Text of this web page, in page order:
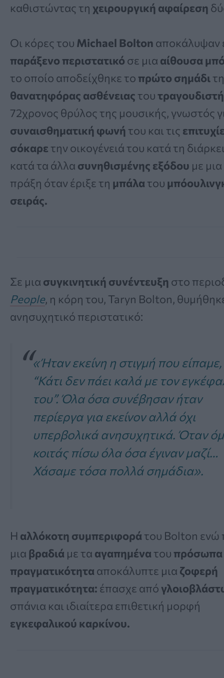
καθιστώντας τη χειρουργική αφαίρεση
Οι κόρες του Michael Bolton αποκάλυψαν
παράξενο περιστατικό σε μια αίθουσα
το οποίο αποδείχθηκε το πρώτο σημάδι
θανατηφόρας ασθένειας του
72χρονος θρύλος της μουσικής, γνωστός
συναισθηματική φωνή του και τις
σόκαρε την οικογένειά του κατά τη
κατά τα άλλα συνηθισμένης εξόδου με
πράξη όταν έριξε τη μπάλα του
σειράς.
Σε μια συγκινητική συνέντευξη στο
People, η κόρη του, Taryn Bolton,
ανησυχητικό περιστατικό:
«Ήταν εκείνη η στιγμή που είπαμε,
“Κάτι δεν πάει καλά με τον
του”. Όλα όσα συνέβησαν ήταν
περίεργα για εκείνον αλλά όχι
υπερβολικά ανησυχητικά. Όταν
κοιτάς πίσω όλα όσα έγιναν μαζί…
Χάσαμε τόσα πολλά σημάδια».
Η αλλόκοτη συμπεριφορά του Bolton ενώ
μια βραδιά με τα αγαπημένα του πρόσωπα
πραγματικότητα αποκάλυπτε μια ζοφερή
πραγματικότητα: έπασχε από
σπάνια και ιδιαίτερα επιθετική μορφή
εγκεφαλικού καρκίνου.